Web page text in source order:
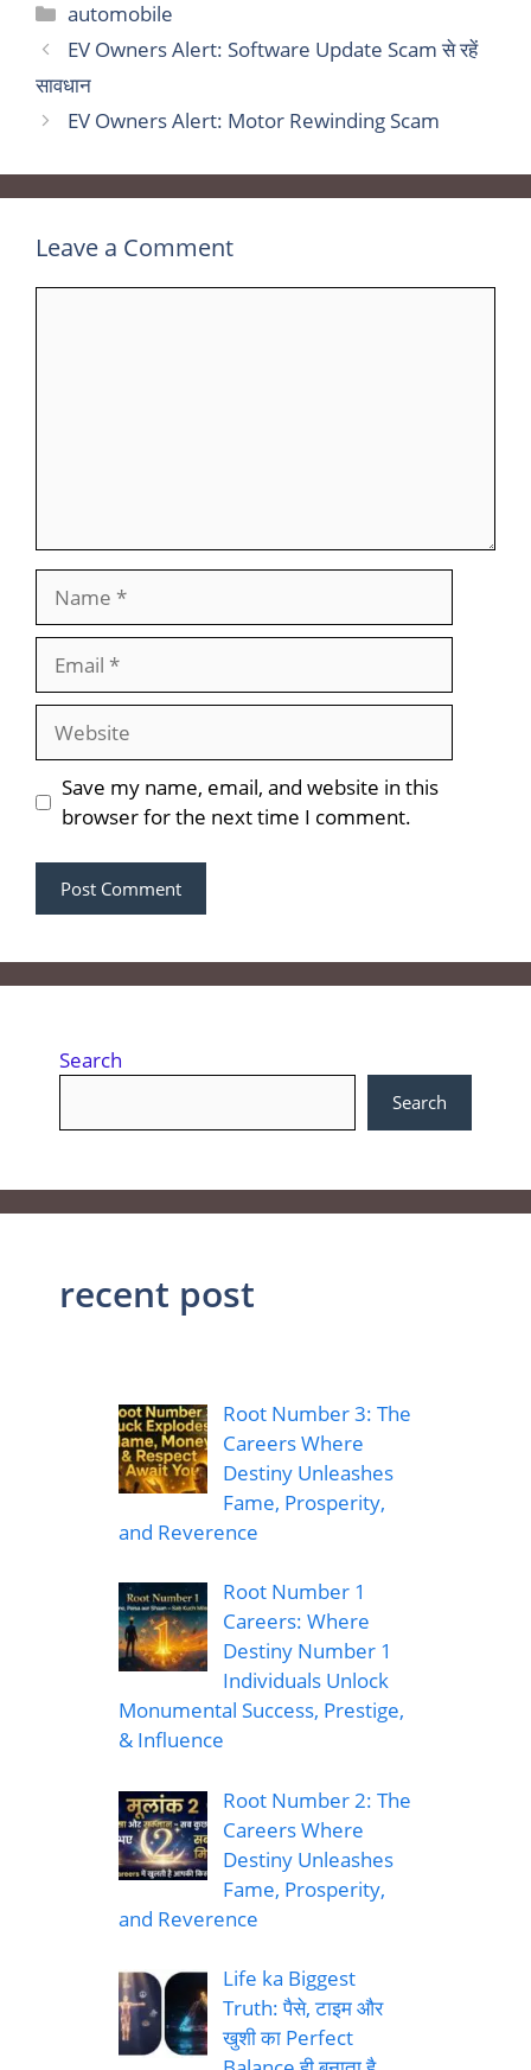
Categories
automobile
EV Owners Alert: Software Update Scam से रहें
सावधान
EV Owners Alert: Motor Rewinding Scam
Leave a Comment
Website
Save my name, email, and website in this
browser for the next time I comment.
Search
Search
recent post
Root Number 3: The
Careers Where
Destiny Unleashes
Fame, Prosperity,
and Reverence
Root Number 1
Careers: Where
Destiny Number 1
Individuals Unlock
Monumental Success, Prestige,
& Influence
Root Number 2: The
Careers Where
Destiny Unleashes
Fame, Prosperity,
and Reverence
Life ka Biggest
Truth: पैसे, टाइम और
खुशी का Perfect